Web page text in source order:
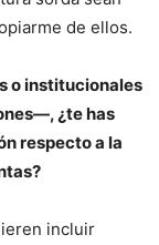
de ellos.
o institucionales
¿te has
respecto a la
incluir